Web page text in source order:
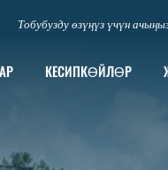
Тобубузду өзүңүз үчүн
КЕСИПКӨЙЛӨР